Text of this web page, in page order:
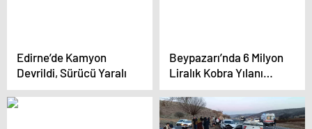
Edirne’de Kamyon
Devrildi, Sürücü Yaralı
Beypazarı’nda 6 Milyon
Liralık Kobra Yılanı
Zehri Ele Geçirildi